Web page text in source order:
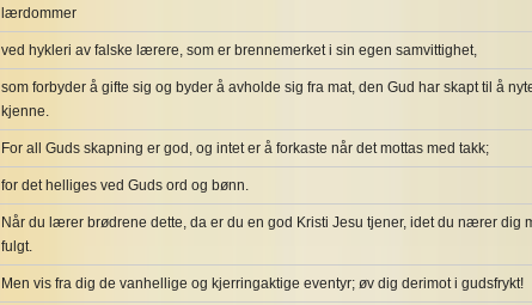
lærdommer
ved hykleri av falske lærere, som er brennemerket i sin egen samvittighet,
som forbyder å gifte sig og byder å avholde sig fra mat, den Gud har skapt til å
kjenne.
For all Guds skapning er god, og intet er å forkaste når det mottas med takk;
for det helliges ved Guds ord og bønn.
Når du lærer brødrene dette, da er du en god Kristi Jesu tjener, idet du nærer
fulgt.
Men vis fra dig de vanhellige og kjerringaktige eventyr; øv dig derimot i gudsfrykt!